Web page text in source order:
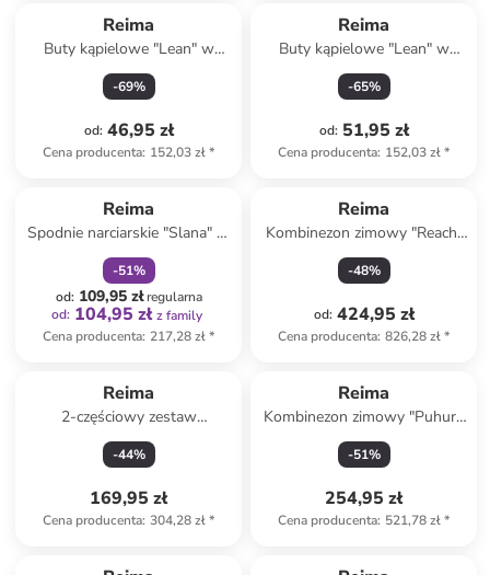
Reima
Buty kąpielowe "Lean" w
kolorze fioletowym
-69%
od: 46,95 zł
Cena producenta: 152,03 zł*
Reima
Buty kąpielowe "Lean" w
kolorze niebieskim
-65%
od: 51,95 zł
Cena producenta: 152,03 zł*
Reima
Spodnie narciarskie "Slana" w
kolorze czarnym
-51%
od: 109,95 złregularna
od: 104,95 zł z family
Cena producenta: 217,28 zł*
Reima
Kombinezon zimowy "Reach"
w kolorze turkusowym
-48%
od: 424,95 zł
Cena producenta: 826,28 zł*
Reima
2-częściowy zestaw
przeciwdeszczowy "Tihku" w
kolorze granatowym
-44%
169,95 zł
Cena producenta: 304,28 zł*
Reima
Kombinezon zimowy "Puhuri"
w kolorze zielonym
-51%
254,95 zł
Cena producenta: 521,78 zł*